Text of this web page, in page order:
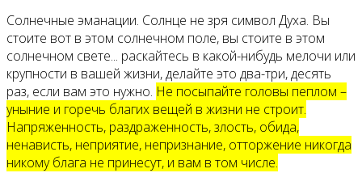
Солнечные эманации. Солнце не зря символ Духа. Вы
стоите вот в этом солнечном поле, вы стоите в этом
солнечном свете... раскайтесь в какой-нибудь мелочи или
крупности в вашей жизни, делайте это два-три, десять
раз, если вам это нужно. Не посыпайте головы пеплом –
уныние и горечь благих вещей в жизни не строит.
Напряженность, раздраженность, злость, обида,
ненависть, неприятие, непризнание, отторжение никогда
никому блага не принесут, и вам в том числе.